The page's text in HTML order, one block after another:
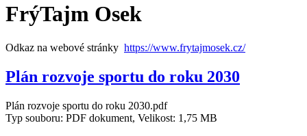
FrýTajm Osek
Odkaz na webové stránky https://www.frytajmosek.cz/
Plán rozvoje sportu do roku 2030
Plán rozvoje sportu do roku 2030.pdf
Typ souboru: PDF dokument, Velikost: 1,75 MB